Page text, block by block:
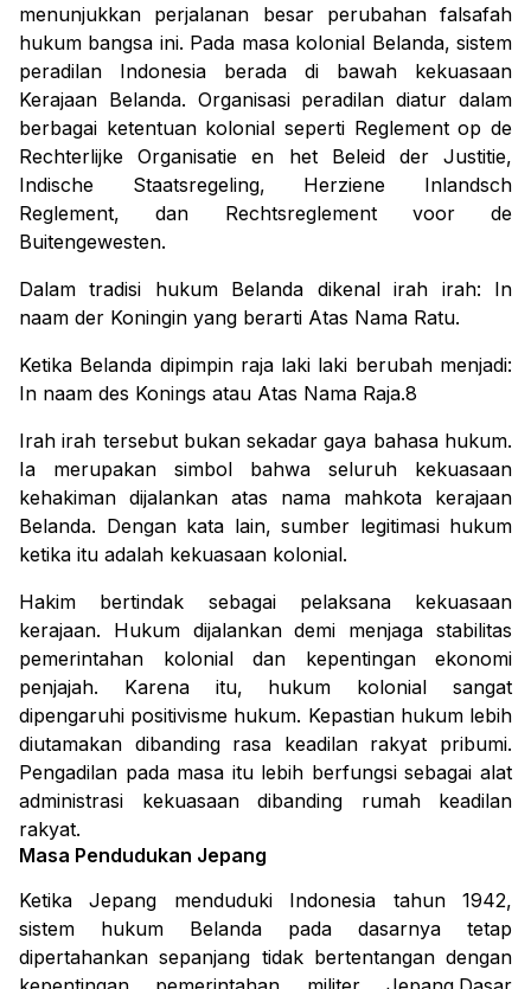
menunjukkan perjalanan besar perubahan falsafah
hukum bangsa ini. Pada masa kolonial Belanda, sistem
peradilan Indonesia berada di bawah kekuasaan
Kerajaan Belanda. Organisasi peradilan diatur dalam
berbagai ketentuan kolonial seperti Reglement op de
Rechterlijke Organisatie en het Beleid der Justitie,
Indische Staatsregeling, Herziene Inlandsch
Reglement, dan Rechtsreglement voor de
Buitengewesten.
Dalam tradisi hukum Belanda dikenal irah irah:
In
naam der Koningin yang berarti Atas Nama Ratu.
Ketika Belanda dipimpin raja laki laki berubah menjadi:
In naam des Konings atau Atas Nama Raja.8
Irah irah tersebut bukan sekadar gaya bahasa hukum.
Ia merupakan simbol bahwa seluruh kekuasaan
kehakiman dijalankan atas nama mahkota kerajaan
Belanda. Dengan kata lain, sumber legitimasi hukum
ketika itu adalah kekuasaan kolonial.
Hakim bertindak sebagai pelaksana kekuasaan
kerajaan. Hukum dijalankan demi menjaga stabilitas
pemerintahan kolonial dan kepentingan ekonomi
penjajah.
Karena itu, hukum kolonial sangat
dipengaruhi positivisme hukum. Kepastian hukum lebih
diutamakan dibanding rasa keadilan rakyat pribumi.
Pengadilan pada masa itu lebih berfungsi sebagai alat
administrasi kekuasaan dibanding rumah keadilan
rakyat.
Masa Pendudukan Jepang
Ketika Jepang menduduki Indonesia tahun 1942,
sistem hukum Belanda pada dasarnya tetap
dipertahankan sepanjang tidak bertentangan dengan